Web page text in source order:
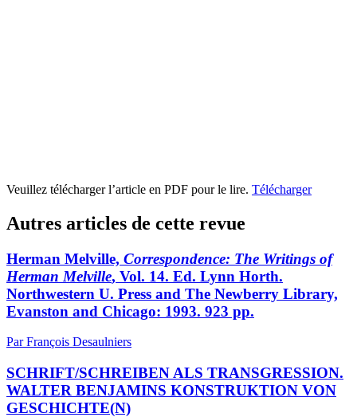
Veuillez télécharger l’article en PDF pour le lire. Télécharger
Autres articles de cette revue
Herman Melville, Correspondence: The Writings of
Herman Melville, Vol. 14. Ed. Lynn Horth.
Northwestern U. Press and The Newberry Library,
Evanston and Chicago: 1993. 923 pp.
Par François Desaulniers
SCHRIFT/SCHREIBEN ALS TRANSGRESSION.
WALTER BENJAMINS KONSTRUKTION VON
GESCHICHTE(N)